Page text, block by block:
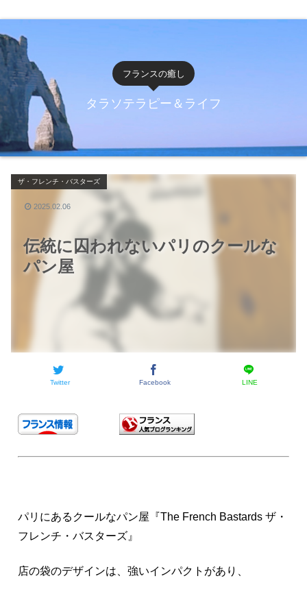
フランスの癒し
タラソテラピー＆ライフ
伝統に囚われないパリのクールな
パン屋
ザ・フレンチ・バスターズ
Twitter Facebook LINE
2025.02.06
パリにあるクールなパン屋『The French Bastards ザ・
フレンチ・バスターズ』
店の袋のデザインは、強いインパクトがあり、